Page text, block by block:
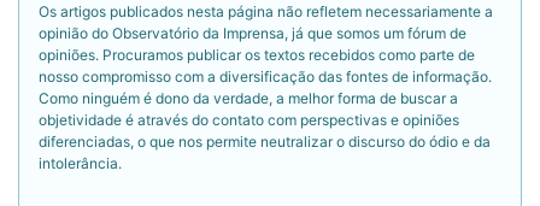
Os artigos publicados nesta página não refletem necessariamente a
opinião do Observatório da Imprensa, já que somos um fórum de
opiniões. Procuramos publicar os textos recebidos como parte de
nosso compromisso com a diversificação das fontes de informação.
Como ninguém é dono da verdade, a melhor forma de buscar a
objetividade é através do contato com perspectivas e opiniões
diferenciadas, o que nos permite neutralizar o discurso do ódio e da
intolerância.